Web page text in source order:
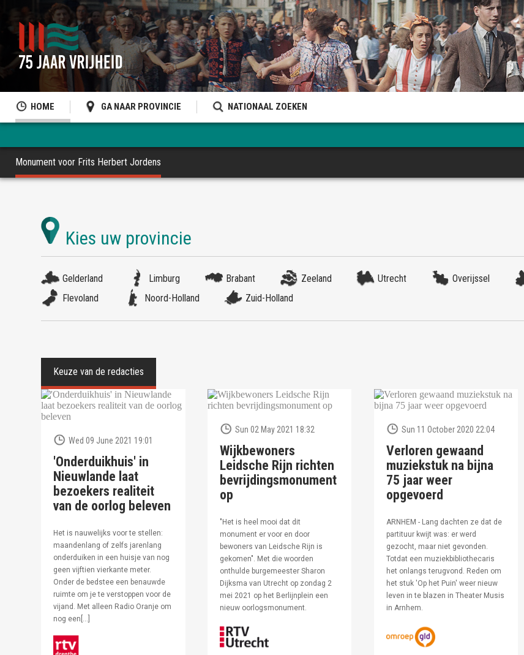
HOME GA NAAR PROVINCIE NATIONAAL ZOEKEN
Monument voor Frits Herbert Jordens
Gelderland Limburg Brabant Zeeland Utrecht Overijssel
Flevoland
Noord-Holland Zuid-Holland
Wed 09 June 2021 19:01
'Onderduikhuis' in
Nieuwlande laat
bezoekers realiteit
van de oorlog beleven
Het is nauwelijks voor te stellen:
maandenlang of zelfs jarenlang
onderduiken in een huisje van nog
geen vijftien vierkante meter.
Onder de bedstee een benauwde
ruimte om je te verstoppen voor de
vijand. Met alleen Radio Oranje om
nog een[…]
Sun 02 May 2021 18:32
Wijkbewoners
Leidsche Rijn richten
bevrijdingsmonument
op
"Het is heel mooi dat dit
monument er voor en door
bewoners van Leidsche Rijn is
gekomen". Met die woorden
onthulde burgemeester Sharon
Dijksma van Utrecht op zondag 2
mei 2021 op het Berlijnplein een
nieuw oorlogsmonument.
Sun 11 October 2020 22:04
Verloren gewaand
muziekstuk na bijna
75 jaar weer
opgevoerd
ARNHEM - Lang dachten ze dat de
partituur kwijt was: er werd
gezocht, maar niet gevonden.
Totdat een muziekbibliothecaris
het onlangs terugvond. Reden om
het stuk 'Op het Puin' weer nieuw
leven in te blazen in Theater Musis
in Arnhem.